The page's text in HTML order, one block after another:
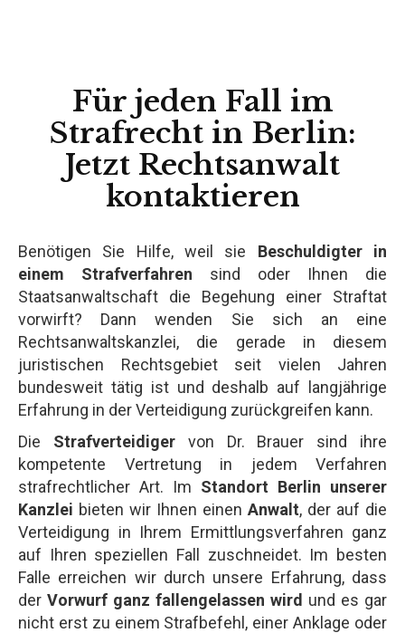
Für jeden Fall im
Strafrecht in Berlin:
Jetzt Rechtsanwalt
kontaktieren
Benötigen Sie Hilfe, weil sie Beschuldigter in
einem Strafverfahren sind oder Ihnen die
Staatsanwaltschaft die Begehung einer Straftat
vorwirft? Dann wenden Sie sich an eine
Rechtsanwaltskanzlei, die gerade in diesem
juristischen Rechtsgebiet seit vielen Jahren
bundesweit tätig ist und deshalb auf langjährige
Erfahrung in der Verteidigung zurückgreifen kann.
Die Strafverteidigervon Dr. Brauer sind ihre
kompetente Vertretung in jedem Verfahren
strafrechtlicher Art. Im Standort Berlin unserer
Kanzlei bieten wir Ihnen einen Anwalt, der auf die
Verteidigung in Ihrem Ermittlungsverfahren ganz
auf Ihren speziellen Fall zuschneidet. Im besten
Falle erreichen wir durch unsere Erfahrung, dass
der Vorwurf ganz fallengelassen wird und es gar
nicht erst zu einem Strafbefehl, einer Anklage oder